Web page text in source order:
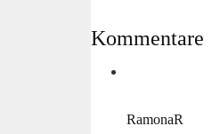
Kommentare
RamonaR